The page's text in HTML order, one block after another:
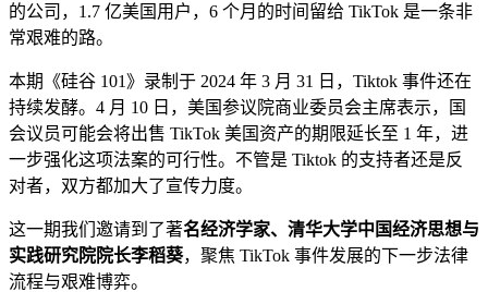
的公司，1.7 亿美国用户，6 个月的时间留给 TikTok 是一条非
常艰难的路。
本期《硅谷 101》录制于 2024 年 3 月 31 日，Tiktok 事件还在
持续发酵。4 月 10 日，美国参议院商业委员会主席表示，国
会议员可能会将出售 TikTok 美国资产的期限延长至 1 年，进
一步强化这项法案的可行性。不管是 Tiktok 的支持者还是反
对者，双方都加大了宣传力度。
这一期我们邀请到了著名经济学家、清华大学中国经济思想与
实践研究院院长李稻葵，聚焦 TikTok 事件发展的下一步法律
流程与艰难博弈。